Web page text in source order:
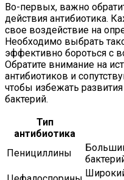
Во-первых, важно
действия антибиотика.
свое воздействие на
Необходимо выбрать
эффективно бороться с
Обратите внимание на
антибиотиков и
чтобы избежать
бактерий.
Тип
антибиотика
Пенициллины